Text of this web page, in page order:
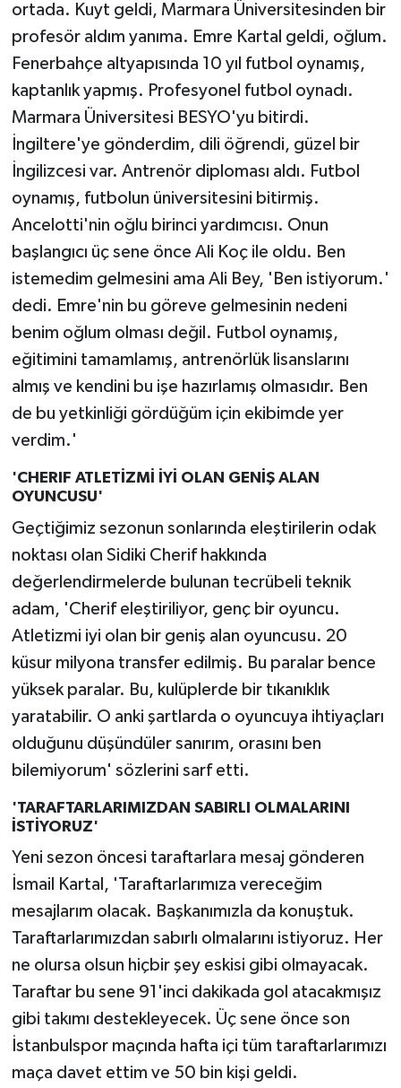
ortada. Kuyt geldi, Marmara Üniversitesinden bir
profesör aldım yanıma. Emre Kartal geldi, oğlum.
Fenerbahçe altyapısında 10 yıl futbol oynamış,
kaptanlık yapmış. Profesyonel futbol oynadı.
Marmara Üniversitesi BESYO'yu bitirdi.
İngiltere'ye gönderdim, dili öğrendi, güzel bir
İngilizcesi var. Antrenör diploması aldı. Futbol
oynamış, futbolun üniversitesini bitirmiş.
Ancelotti'nin oğlu birinci yardımcısı. Onun
başlangıcı üç sene önce Ali Koç ile oldu. Ben
istemedim gelmesini ama Ali Bey, 'Ben istiyorum.'
dedi. Emre'nin bu göreve gelmesinin nedeni
benim oğlum olması değil. Futbol oynamış,
eğitimini tamamlamış, antrenörlük lisanslarını
almış ve kendini bu işe hazırlamış olmasıdır. Ben
de bu yetkinliği gördüğüm için ekibimde yer
verdim.'
'CHERIF ATLETİZMİ İYİ OLAN GENİŞ ALAN
OYUNCUSU'
Geçtiğimiz sezonun sonlarında eleştirilerin odak
noktası olan Sidiki Cherif hakkında
değerlendirmelerde bulunan tecrübeli teknik
adam, 'Cherif eleştiriliyor, genç bir oyuncu.
Atletizmi iyi olan bir geniş alan oyuncusu. 20
küsur milyona transfer edilmiş. Bu paralar bence
yüksek paralar. Bu, kulüplerde bir tıkanıklık
yaratabilir. O anki şartlarda o oyuncuya ihtiyaçları
olduğunu düşündüler sanırım, orasını ben
bilemiyorum' sözlerini sarf etti.
'TARAFTARLARIMIZDAN SABIRLI OLMALARINI
İSTİYORUZ'
Yeni sezon öncesi taraftarlara mesaj gönderen
İsmail Kartal, 'Taraftarlarımıza vereceğim
mesajlarım olacak. Başkanımızla da konuştuk.
Taraftarlarımızdan sabırlı olmalarını istiyoruz. Her
ne olursa olsun hiçbir şey eskisi gibi olmayacak.
Taraftar bu sene 91'inci dakikada gol atacakmışız
gibi takımı destekleyecek. Üç sene önce son
İstanbulspor maçında hafta içi tüm taraftarlarımızı
maça davet ettim ve 50 bin kişi geldi.